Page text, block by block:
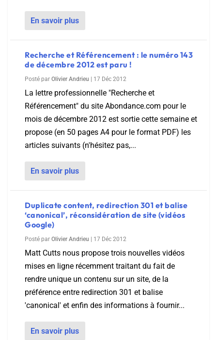
En savoir plus
Recherche et Référencement : le numéro 143
de décembre 2012 est paru !
Posté par Olivier Andrieu 17 Déc 2012
La lettre professionnelle "Recherche et
Référencement" du site Abondance.com pour le
mois de décembre 2012 est sortie cette semaine et
propose (en 50 pages A4 pour le format PDF) les
articles suivants (n'hésitez pas,...
En savoir plus
Duplicate content, redirection 301 et balise
‘canonical’, réconsidération de site (vidéos
Google)
Posté par Olivier Andrieu 17 Déc 2012
Matt Cutts nous propose trois nouvelles vidéos
mises en ligne récemment traitant du fait de
rendre unique un contenu sur un site, de la
préférence entre redirection 301 et balise
'canonical' et enfin des informations à fournir...
En savoir plus